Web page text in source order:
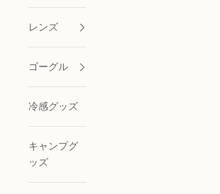
レンズ
ゴーグル
冷感グッズ
キャンプグ
ッズ